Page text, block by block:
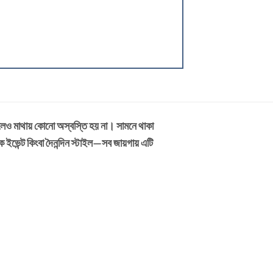
মাথায় কোনো অস্বস্তি হয় না। সামনে থাকা
কিংবা দৈনন্দিন স্টাইল—সব জায়গায় এটি